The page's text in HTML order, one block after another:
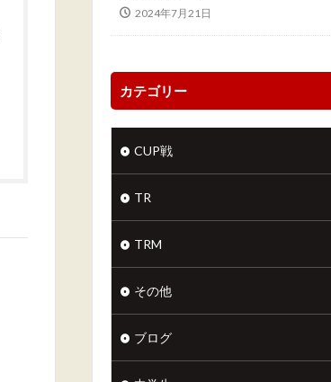
2024年7月21日
カテゴリー
CUP戦
TR
TRM
その他
ブログ